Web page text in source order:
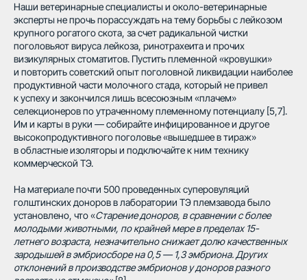
Наши ветеринарные специалисты и около-ветеринарные
эксперты не прочь порассуждать на тему борьбы с лейкозом
крупного рогатого скота, за счет радикальной чистки
поголовьяот вируса лейкоза, ринотрахеита и прочих
визикулярных стоматитов. Пустить племенной «кровушки»
и повторить советский опыт поголовной ликвидации наиболее
продуктивной части молочного стада, который не привел
к успеху и закончился лишь всесоюзным «плачем»
селекционеров по утраченному племенному потенциалу [5,7].
Им и карты в руки — собирайте инфицированное и другое
высокопродуктивного поголовье «вышедшее в тираж»
в областные изоляторы и подключайте к ним технику
коммерческой ТЭ.
На материале почти 500 проведенных суперовуляций
голштинских доноров в лаборатории ТЭ племзавода было
установлено, что «Старение доноров, в сравнении с более
молодыми животными, по крайней мере в пределах 15-
летнего возраста, незначительно снижает долю качественных
зародышей в эмбриосборе на 0,5 — 1,3 эмбриона. Других
отклонений в производстве эмбрионов у доноров разного